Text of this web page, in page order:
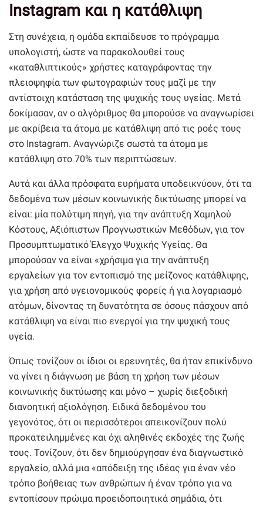
Instagram και η κατάθλιψη
Στη συνέχεια, η ομάδα εκπαίδευσε το πρόγραμμα
υπολογιστή, ώστε να παρακολουθεί τους
«καταθλιπτικούς» χρήστες καταγράφοντας την
πλειοψηφία των φωτογραφιών τους μαζί με την
αντίστοιχη κατάσταση της ψυχικής τους υγείας. Μετά
δοκίμασαν, αν ο αλγόριθμος θα μπορούσε να αναγνωρίσει
με ακρίβεια τα άτομα με κατάθλιψη από τις ροές τους
στο Instagram. Αναγνώριζε σωστά τα άτομα με
κατάθλιψη στο 70% των περιπτώσεων.
Αυτά και άλλα πρόσφατα ευρήματα υποδεικνύουν, ότι τα
δεδομένα των μέσων κοινωνικής δικτύωσης μπορεί να
είναι: μία πολύτιμη πηγή, για την ανάπτυξη Χαμηλού
Κόστους, Αξιόπιστων Προγνωστικών Μεθόδων, για τον
Προσυμπτωματικό Έλεγχο Ψυχικής Υγείας. Θα
μπορούσαν να είναι «χρήσιμα για την ανάπτυξη
εργαλείων για τον εντοπισμό της μείζονος κατάθλιψης,
για χρήση από υγειονομικούς φορείς ή για λογαριασμό
ατόμων, δίνοντας τη δυνατότητα σε όσους πάσχουν από
κατάθλιψη να είναι πιο ενεργοί για την ψυχική τους
υγεία.
Όπως τονίζουν οι ίδιοι οι ερευνητές, θα ήταν επικίνδυνο
να γίνει η διάγνωση με βάση τη χρήση των μέσων
κοινωνικής δικτύωσης και μόνο – χωρίς διεξοδική
διανοητική αξιολόγηση. Ειδικά δεδομένου του
γεγονότος, ότι οι περισσότεροι απεικονίζουν πολύ
προκατειλημμένες και όχι αληθινές εκδοχές της ζωής
τους. Τονίζουν, ότι δεν δημιούργησαν ένα διαγνωστικό
εργαλείο, αλλά μια «απόδειξη της ιδέας για έναν νέο
τρόπο βοήθειας των ανθρώπων ή έναν τρόπο για να
εντοπίσουν πρώιμα προειδοποιητικά σημάδια, ότι